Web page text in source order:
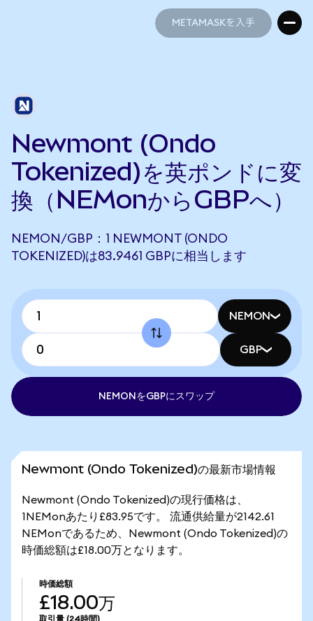
METAMASKを入手
Newmont (Ondo
Tokenized)を英ポンドに変
換（NEMonからGBPへ）
NEMON/GBP：1 NEWMONT (ONDO
TOKENIZED)は83.9461 GBPに相当します
NEMON
GBP
NEMONをGBPにスワップ
Newmont (Ondo Tokenized)の最新市場情報
Newmont (Ondo Tokenized)の現行価格は、
1NEMonあたり£83.95です。 流通供給量が2142.61
NEMonであるため、Newmont (Ondo Tokenized)の
時価総額は£18.00万となります。
時価総額
£18.00万
取引量 (24時間)